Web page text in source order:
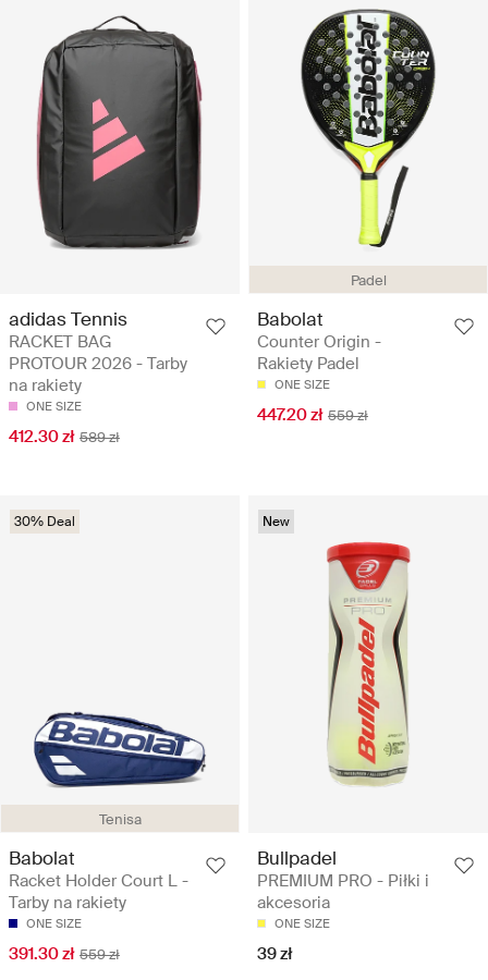
adidas Tennis
RACKET BAG
PROTOUR 2026 - Tarby
na rakiety
ONE SIZE
412.30 zł 589 zł
Padel
Babolat
Counter Origin -
Rakiety Padel
ONE SIZE
447.20 zł 559 zł
Tenisa
30% Deal
Babolat
Racket Holder Court L -
Tarby na rakiety
ONE SIZE
391.30 zł 559 zł
New
Bullpadel
PREMIUM PRO - Piłki i
akcesoria
ONE SIZE
39 zł